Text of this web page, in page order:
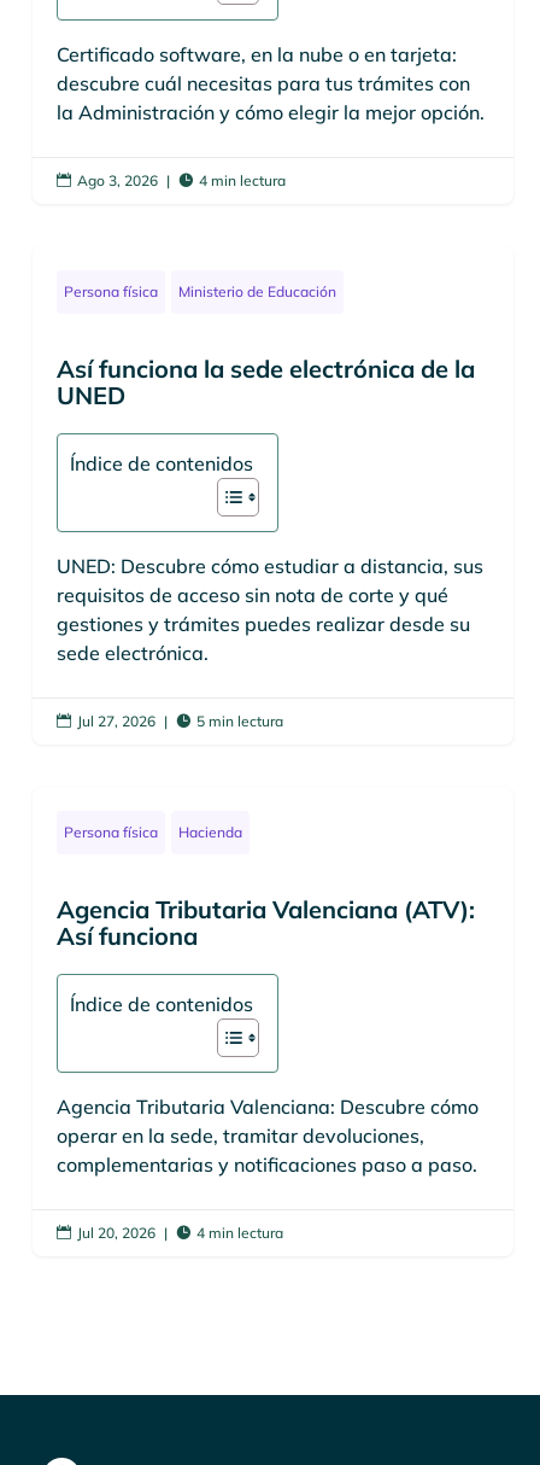
Certificado software, en la nube o en tarjeta:
descubre cuál necesitas para tus trámites con
la Administración y cómo elegir la mejor opción.
 Ago 3, 2026 |  4 min lectura
Persona física Ministerio de Educación
Así funciona la sede electrónica de la
UNED
Índice de contenidos
UNED: Descubre cómo estudiar a distancia, sus
requisitos de acceso sin nota de corte y qué
gestiones y trámites puedes realizar desde su
sede electrónica.
 Jul 27, 2026 |  5 min lectura
Persona física Hacienda
Agencia Tributaria Valenciana (ATV):
Así funciona
Índice de contenidos
Agencia Tributaria Valenciana: Descubre cómo
operar en la sede, tramitar devoluciones,
complementarias y notificaciones paso a paso.
 Jul 20, 2026 |  4 min lectura